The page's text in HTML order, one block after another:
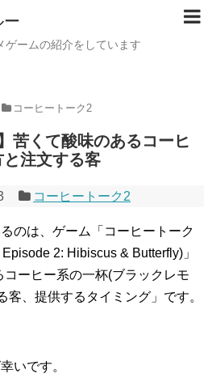
ー
ゲームの紹介をしています
コーヒートーク2
苦くて酸味のあるコーヒ
注文する客
コーヒートーク2
のは、ゲーム「コーヒートーク
2: Hibiscus & Butterfly)」
コーヒー系の一杯(ブラックレモ
客、提供するタイミング」です。
いです。